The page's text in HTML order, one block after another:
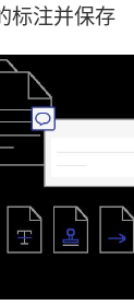
标注并保存